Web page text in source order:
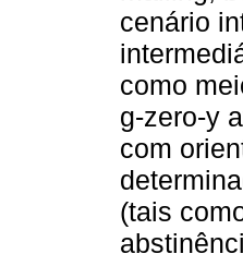
cenário
como
g-zero-y
com
(tais